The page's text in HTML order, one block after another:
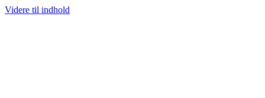
Videre til indhold